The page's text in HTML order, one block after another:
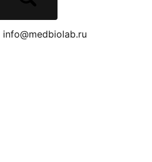
info@medbiolab.ru